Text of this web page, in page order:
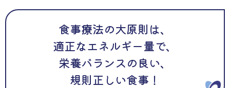
食事療法の大原則は、
適正なエネルギー量で、
栄養バランスの良い、
規則正しい食事！